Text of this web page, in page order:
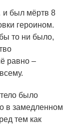
и был мёртв 8
героином.
то ни было,
равно –
было
в замедленном
тем как